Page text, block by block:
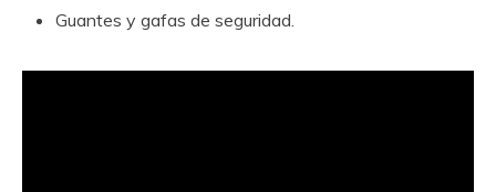
Guantes y gafas de seguridad.